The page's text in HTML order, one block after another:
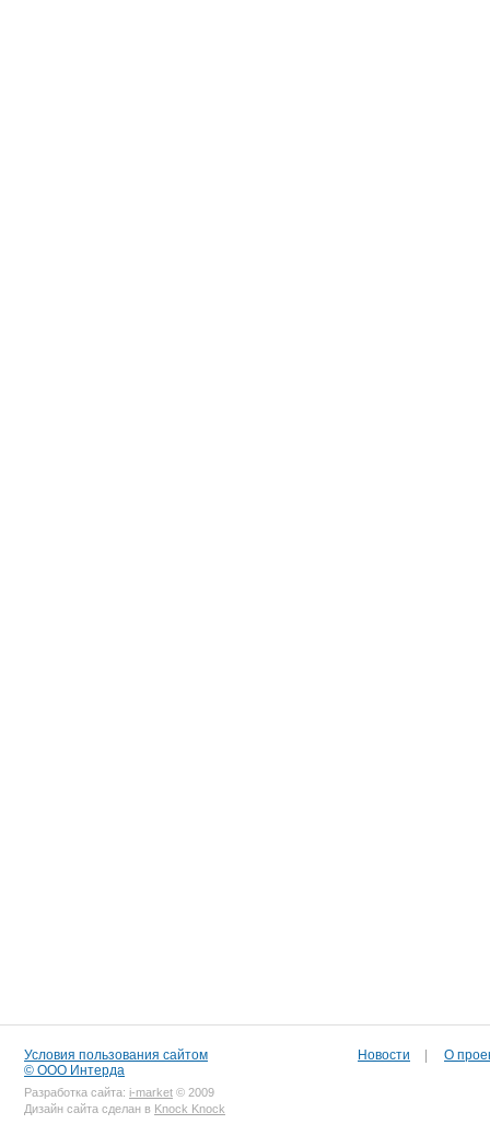
Условия пользования сайтом
© ООО Интерда
Разработка сайта: i-market © 2009
Дизайн сайта сделан в Knock Knock
Новости О